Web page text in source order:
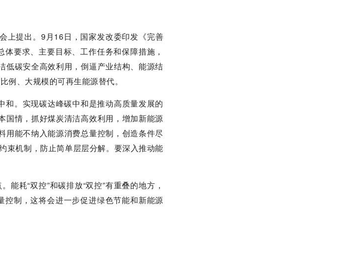
上提出。9月16日，国家发改委印发《完善
要求、主要目标、工作任务和保障措施，
低碳安全高效利用，倒逼产业结构、能源结
例、大规模的可再生能源替代。
。实现碳达峰碳中和是推动高质量发展的
国情，抓好煤炭清洁高效利用，增加新能源
能不纳入能源消费总量控制，创造条件尽
束机制，防止简单层层分解。要深入推动能
能耗“双控”和碳排放“双控”有重叠的地方，
控制，这将会进一步促进绿色节能和新能源